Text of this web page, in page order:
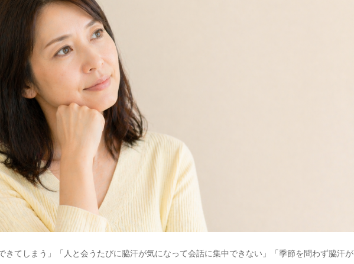
きてしまう」「人と会うたびに脇汗が気になって会話に集中できない」「季節を問わず脇汗が